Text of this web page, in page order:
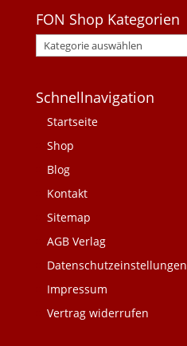
FON Shop Kategorien
Schnellnavigation
Startseite
Shop
Blog
Kontakt
Sitemap
AGB Verlag
Datenschutzeinstellungen
Impressum
Vertrag widerrufen